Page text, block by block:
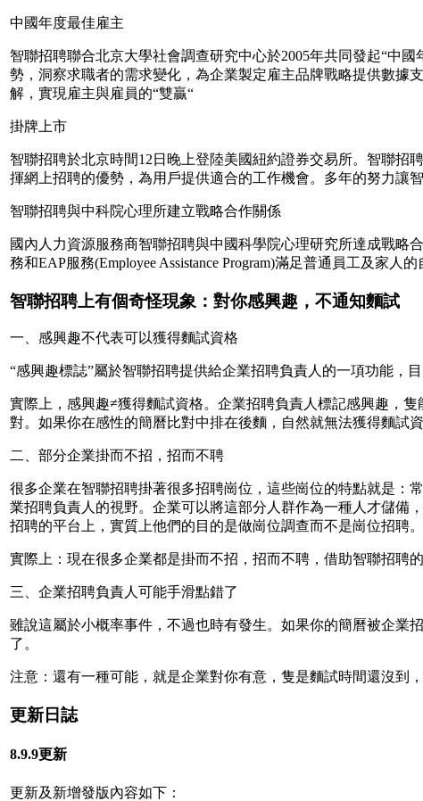
中國年度最佳雇主
智聯招聘聯合北京大學社會調查研究中心於2005年共同發起“中
勢，洞察求職者的需求變化，為企業製定雇主品牌戰略提供數據
解，實現雇主與雇員的“雙贏“
掛牌上市
智聯招聘於北京時間12日晚上登陸美國紐約證券交易所。智聯招
揮網上招聘的優勢，為用戶提供適合的工作機會。多年的努力讓
智聯招聘與中科院心理所建立戰略合作關係
國內人力資源服務商智聯招聘與中國科學院心理研究所達成戰略
務和EAP服務(Employee Assistance Program)滿足普通員工及家人
智聯招聘上有個奇怪現象：對你感興趣，不通知麵試
一、感興趣不代表可以獲得麵試資格
“感興趣標誌”屬於智聯招聘提供給企業招聘負責人的一項功能，
實際上，感興趣≠獲得麵試資格。企業招聘負責人標記感興趣，
對。如果你在感性的簡曆比對中排在後麵，自然就無法獲得麵試資
二、部分企業掛而不招，招而不聘
很多企業在智聯招聘掛著很多招聘崗位，這些崗位的特點就是：
業招聘負責人的視野。企業可以將這部分人群作為一種人才儲備
招聘的平台上，實質上他們的目的是做崗位調查而不是崗位招聘。
實際上：現在很多企業都是掛而不招，招而不聘，借助智聯招聘
三、企業招聘負責人可能手滑點錯了
雖說這屬於小概率事件，不過也時有發生。如果你的簡曆被企業
了。
注意：還有一種可能，就是企業對你有意，隻是麵試時間還沒到，
更新日誌
8.9.9更新
更新及新增發版內容如下：